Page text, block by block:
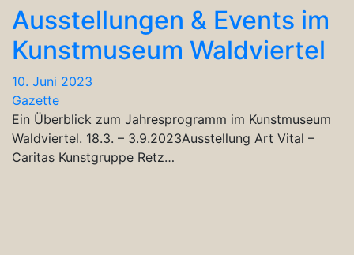
Ausstellungen & Events im
Kunstmuseum Waldviertel
10. Juni 2023
Gazette
Ein Überblick zum Jahresprogramm im Kunstmuseum
Waldviertel. 18.3. – 3.9.2023Ausstellung Art Vital –
Caritas Kunstgruppe Retz…